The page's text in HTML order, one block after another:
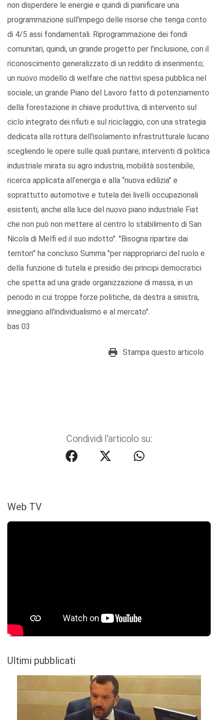
non disperdere le energie e quindi di pianificare una
programmazione sull'impego delle risorse che tenga conto
di 4/5 assi fondamentali. Riprogrammazione dei fondi
comunitari, quindi, un grande progetto per l’inclusione, con il
riconoscimento generalizzato di un reddito di inserimento;
un nuovo modello di welfare che riattivi spesa pubblica nel
sociale; un grande Piano del Lavoro fatto di potenziamento
della forestazione in chiave produttiva, di intervento sul
ciclo integrato dei rifiuti e sul riciclaggio, con una strategia
dedicata alla rottura dell’isolamento infrastrutturale lucano
scegliendo le opere sulle quali puntare; interventi di politica
industriale mirata su agro industria, mobilità sostenibile,
ricerca applicata all’energia e alla “nuova edilizia" e
soprattutto automotive e tutela dei livelli occupazionali
esistenti, anche alla luce del nuovo piano industriale Fiat
che non può non mettere al centro lo stabilimento di San
Nicola di Melfi ed il suo indotto". "Bisogna ripartire dai
territori" ha concluso Summa "per riappropriarci del ruolo e
della funzione di tutela e presidio dei principi democratici
che spetta ad una grade organizzazione di massa, in un
periodo in cui troppe forze politiche, da destra a sinistra,
inneggiano all'individualismo e al mercato".
bas 03
Stampa questo articolo
Condividi l'articolo su:
Web TV
Ultimi pubblicati